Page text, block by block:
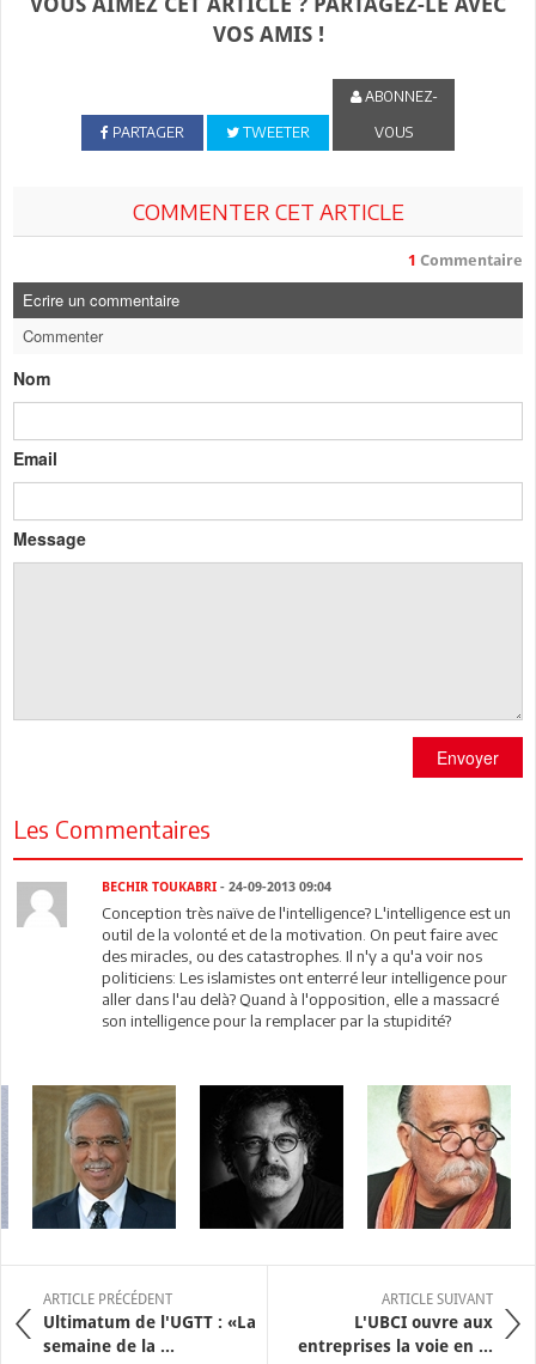
VOS AMIS !
PARTAGER TWEETER
ABONNEZ-
VOUS
COMMENTER CET ARTICLE
1 Commentaire
Ecrire un commentaire
Commenter
Nom
Email
Message
Envoyer
Les Commentaires
BECHIR TOUKABRI - 24-09-2013 09:04
Conception très naïve de l'intelligence? L'intelligence est un
outil de la volonté et de la motivation. On peut faire avec
des miracles, ou des catastrophes. Il n'y a qu'a voir nos
politiciens: Les islamistes ont enterré leur intelligence pour
aller dans l'au delà? Quand à l'opposition, elle a massacré
son intelligence pour la remplacer par la stupidité?
ARTICLE PRÉCÉDENT
Ultimatum de l'UGTT : «La
semaine de la ...
ARTICLE SUIVANT
L'UBCI ouvre aux
entreprises la voie en ...